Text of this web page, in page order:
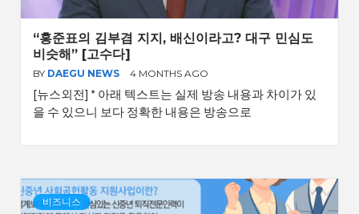
“홍준표의 김부겸 지지, 배신이라고? 대구 민심도
비슷해” [고수다]
BY DAEGU NEWS 4 MONTHS AGO
[뉴스외전] * 아래 텍스트는 실제 방송 내용과 차이가 있
을 수 있으니 보다 정확한 내용은 방송으로
비즈니스